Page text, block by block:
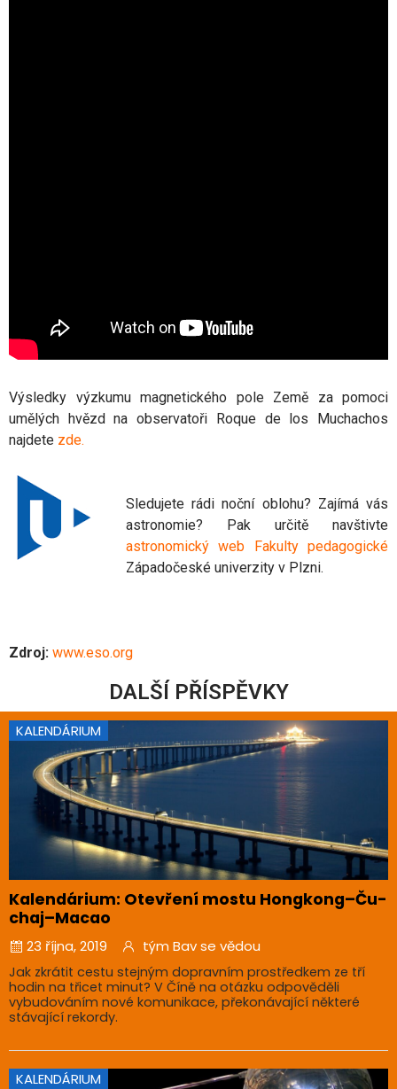
Výsledky výzkumu magnetického pole Země za pomoci
umělých hvězd na observatoři Roque de los Muchachos
najdete zde.
Sledujete rádi noční oblohu? Zajímá vás
astronomie? Pak určitě navštivte
astronomický web Fakulty pedagogické
Západočeské univerzity v Plzni.
Zdroj: www.eso.org
DALŠÍ PŘÍSPĚVKY
KALENDÁRIUM
Kalendárium: Otevření mostu Hongkong–Ču-
chaj–Macao
23 října, 2019 tým Bav se vědou
Jak zkrátit cestu stejným dopravním prostředkem ze tří
hodin na třicet minut? V Číně na otázku odpověděli
vybudováním nové komunikace, překonávající některé
stávající rekordy.
KALENDÁRIUM